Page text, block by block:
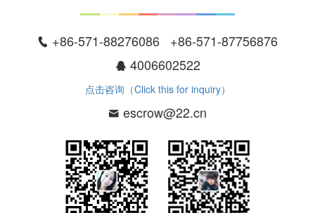
+86-571-88276086 +86-571-87756876
4006602522
点击咨询（Click this for inquiry）
escrow@22.cn